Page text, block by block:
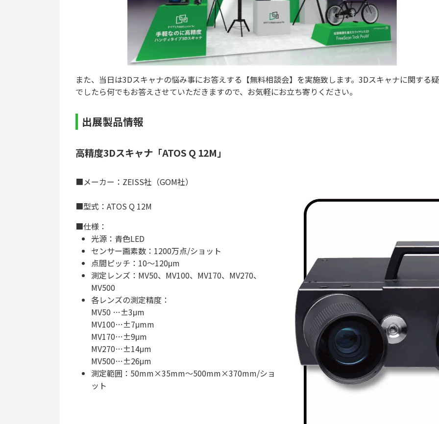
また、当日は3Dスキャナの悩み事にお答えする【無料相談会】を実施致します。3Dスキャナに関する
でしたら何でもお答えさせていただきますので、お気軽にお立ち寄りください。
出展製品情報
高精度3Dスキャナ「ATOS Q 12M」
■メーカー：ZEISS社（GOM社）
■型式：ATOS Q 12M
■仕様：
光源：青色LED
センサー画素数：1200万点/ショット
点間ピッチ：10～120μm
測定レンズ：MV50、MV100、MV170、MV270、
MV500
各レンズの測定精度：
MV50 …±3μm
MV100…±7μmm
MV170…±9μm
MV270…±14μm
MV500…±26μm
測定範囲：50mm×35mm～500mm×370mm/ショ
ット